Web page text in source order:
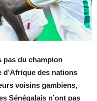
pas du champion
d’Afrique des nations
voisins gambiens,
Sénégalais n’ont pas